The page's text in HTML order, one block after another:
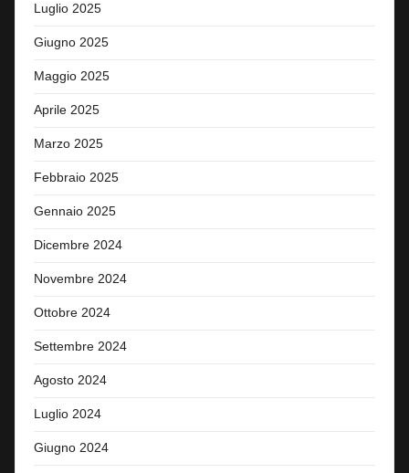
Luglio 2025
Giugno 2025
Maggio 2025
Aprile 2025
Marzo 2025
Febbraio 2025
Gennaio 2025
Dicembre 2024
Novembre 2024
Ottobre 2024
Settembre 2024
Agosto 2024
Luglio 2024
Giugno 2024